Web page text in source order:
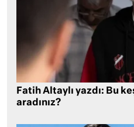
Fatih Altaylı yazdı: Bu
aradınız?